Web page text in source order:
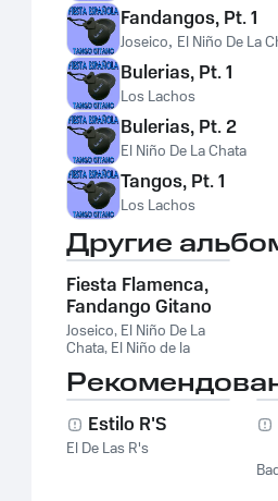
Fandangos, Pt. 1
Joseico, El Niño De La
Bulerias, Pt. 1
Los Lachos
Bulerias, Pt. 2
El Niño De La Chata
Tangos, Pt. 1
Los Lachos
Другие
Fiesta Flamenca,
Fandango Gitano
Joseico, El Niño De La
Chata, El Niño de la
Estilo R'S
El De Las R's